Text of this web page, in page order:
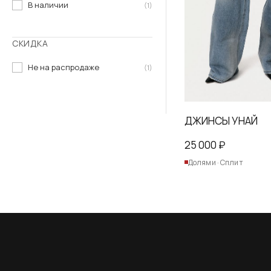
В наличии (1)
СКИДКА
Не на распродаже (1)
ДЖИНСЫ УНАЙ
25 000 ₽
Долями · Сплит